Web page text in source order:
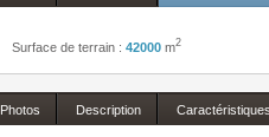
Surface de terrain : 42000 m2
Photos Description